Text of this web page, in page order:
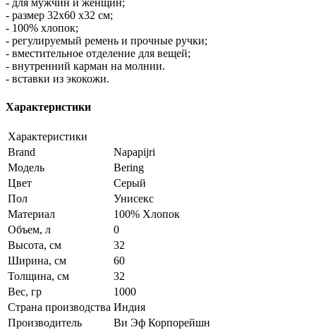
- для мужчин и женщин;
- размер 32х60 х32 см;
- 100% хлопок;
- регулируемый ремень и прочные ручки;
- вместительное отделение для вещей;
- внутренний карман на молнии.
- вставки из экокожи.
Характеристики
Характеристики
Brand
Napapijri
Модель
Bering
Цвет
Серый
Пол
Унисекс
Материал
100% Хлопок
Объем, л
0
Высота, см
32
Ширина, см
60
Толщина, см
32
Вес, гр
1000
Страна производства Индия
Производитель
Ви Эф Корпорейшн